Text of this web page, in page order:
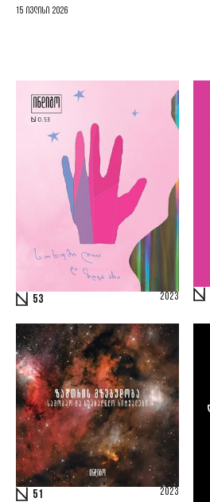
15 ივლისი 2026
53 2023
51 2023